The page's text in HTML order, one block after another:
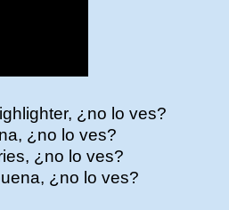
¿no lo ves?
¿no lo ves?
¿no lo ves?
¿no lo ves?